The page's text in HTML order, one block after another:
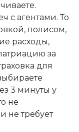
с агентами. То
, полисом,
расходы,
за
для
3 минуты у
не
не требует